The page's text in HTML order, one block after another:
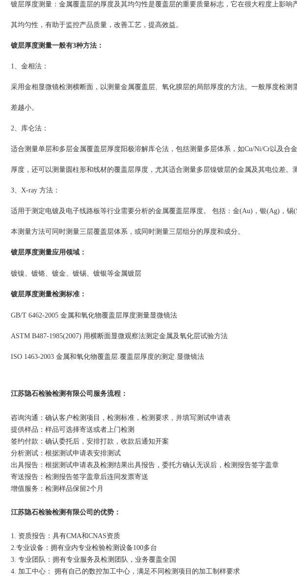
镀层厚度测量：金属覆盖层的厚度及其均匀性是覆盖层的重要质量标志，它在很大程度上影
其均匀性，有助于监控产品质量，改善工艺，提高效益。
镀层厚度测量一般有3种方法：
1、金相法：
采用金相显微镜检测横断面，以测量金属覆盖层、氧化膜层的局部厚度的方法。一般厚度检
差越小。
2、库仑法：
适合测量单层和多层金属覆盖层厚度阳极溶解库仑法，包括测量多层体系，如Cu/Ni/Cr以及合
厚度，还可以测量圆柱形和线材的覆盖层厚度，尤其适合测量多层镍镀层的金属及其电位差。
3、X-ray 方法：
适用于测定电镀及电子线路板等行业需要分析的金属覆盖层厚度。 包括：金(Au)，银(Ag)，锡
本测量方法可同时测量三层覆盖层体系，或同时测量三层组分的厚度和成分。
镀层厚度测量应用领域 ：
镀镍、镀铬、镀金、镀锡、镀银等金属镀层
镀层厚度测量检测标准 ：
GB/T 6462-2005 金属和氧化物覆盖层厚度测量显微镜法
ASTM B487-1985(2007) 用横断面显微观察法测定金属及氧化层试验方法
ISO 1463-2003 金属和氧化物覆盖层.覆盖层厚度的测定.显微镜法
江苏隐石检验检测有限公司 服务流程 ：
咨询沟通：确认客户检测项目，检测标准，检测要求，并填写测试申请表
提供样品：样品可选择寄送或者上门检测
签约付款：确认委托后，安排打款，收款后通知开案
分析测试：根据测试申请表安排测试
出具报告：根据测试申请表及检测结果出具报告，委托方确认无误后，检测报告签字盖章
寄送报告：检测报告签字盖章后连同发票寄送
增值服务：检测样品保留2个月
江苏隐石检验检测有限公司的优势：
1. 资质报告：具有CMA和CNAS资质
2.专业设备：拥有业内专业检验检测设备100多台
3. 专业团队：拥有专业服务及检测团队，业务覆盖全国
4. 加工中心： 拥有自己的数控加工中心，满足不同检测项目的加工制样要求